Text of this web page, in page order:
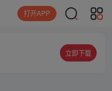
打开APP
立即下载